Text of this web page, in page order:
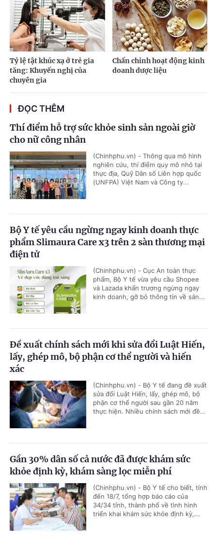
Tỷ lệ tật khúc xạ ở trẻ gia
tăng: Khuyến nghị của
chuyên gia
Chấn chỉnh hoạt động kinh
doanh dược liệu
ĐỌC THÊM
Thí điểm hỗ trợ sức khỏe sinh sản ngoài giờ
cho nữ công nhân
(Chinhphu.vn) - Thông qua mô hình
nghiên cứu, thí điểm quy mô nhỏ tại
thực địa, Quỹ Dân số Liên hợp quốc
(UNFPA) Việt Nam và Công ty...
Bộ Y tế yêu cầu ngừng ngay kinh doanh thực
phẩm Slimaura Care x3 trên 2 sàn thương mại
điện tử
(Chinhphu.vn) - Cục An toàn thực
phẩm, Bộ Y tế vừa yêu cầu Shopee
và Lazada khẩn trương ngừng ngay
kinh doanh, gỡ bỏ thông tin về sản...
Đề xuất chính sách mới khi sửa đổi Luật Hiến,
lấy, ghép mô, bộ phận cơ thể người và hiến
xác
(Chinhphu.vn) - Bộ Y tế đang đề xuất
sửa đổi Luật Hiến, lấy, ghép mô, bộ
phận cơ thể người sau gần 20 năm
thực hiện. Nhiều chính sách mới đề...
Gần 30% dân số cả nước đã được khám sức
khỏe định kỳ, khám sàng lọc miễn phí
(Chinhphu.vn) - Bộ Y tế cho biết, tính
đến 18/7, tổng hợp báo cáo của
34/34 tỉnh, thành phố về tình hình
triển khai khám sức khỏe định kỳ,...